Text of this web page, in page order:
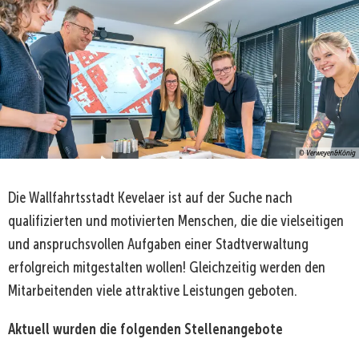
© Verweyen&König
Die Wallfahrtsstadt Kevelaer ist auf der Suche nach
qualifizierten und motivierten Menschen, die die vielseitigen
und anspruchsvollen Aufgaben einer Stadtverwaltung
erfolgreich mitgestalten wollen! Gleichzeitig werden den
Mitarbeitenden viele attraktive Leistungen geboten.
Aktuell wurden die folgenden Stellenangebote